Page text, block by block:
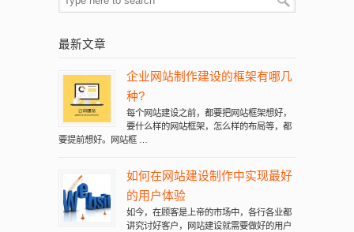
最新文章
企业网站制作建设的框架有哪几
种?
每个网站建设之前，都要把网站框架想好，
要什么样的网站框架，怎么样的布局等，都
要提前想好。网站框 …
如何在网站建设制作中实现最好
的用户体验
如今，在顾客是上帝的市场中，各行各业都
讲究讨好客户，网站建设就需要做好的用户